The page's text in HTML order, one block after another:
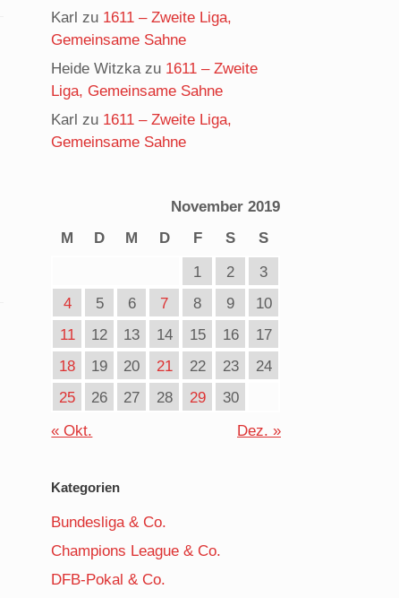
Karl zu 1611 – Zweite Liga,
Gemeinsame Sahne
Heide Witzkazu 1611 – Zweite
Liga, Gemeinsame Sahne
Karl zu 1611 – Zweite Liga,
Gemeinsame Sahne
November 2019
M
D M D F S
S
1
2
3
4
5 6 7 8 9
10
11
12 13 14 15 16
17
18
19 20 21 22 23
24
25
26 27 28 29
30
« Okt.
Dez. »
Kategorien
Bundesliga & Co.
Champions League & Co.
DFB-Pokal & Co.